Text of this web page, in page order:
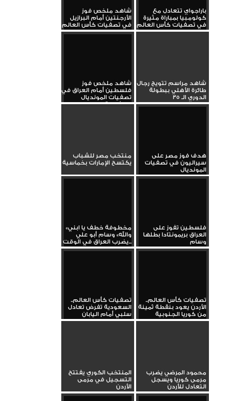
باراجواي تتعادل مع
كولومبيا بمباراة مثيرة
في تصفيات كأس العالم
شاهد ملخص فوز
الأرجنتين أمام البرازيل
في تصفيات كأس العالم
شاهد مراسم تتويج رجال
طائرة الأهلي ببطولة
الدوري الـ 35
شاهد ملخص فوز
فلسطين أمام العراق في
تصفيات المونديال
بمشاركة وسام...
هدف فوز مصر على
سيراليون في تصفيات
المونديال
منتخب مصر للشباب
يكتسح الإمارات بخماسية
فلسطين تفوز على
العراق بريمونتادا بطلها
وسام
«مخطوفة خطف يا ابني
والله» وسام أبو علي
يضرب العراق في الوقت...
تصفيات كأس العالم..
الأردن يعود بنقطة ثمينة
من كوريا الجنوبية
تصفيات كأس العالم..
السعودية تفرض تعادل
سلبي أمام اليابان
محمود المرضي يضرب
مرمى كوريا ويسجل
التعادل للأردن
المنتخب الكوري يفتتح
التسجيل في مرمى
الأردن